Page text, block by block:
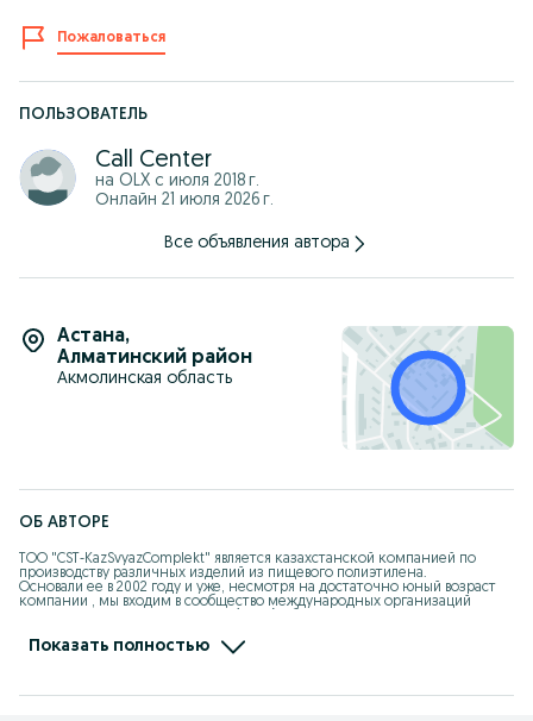
гостиной мебель для кухни мебель для школ мебель для
стадионов столы и стулья для террасы стол круглый стол
квадратный стол пластиковый стул HPL стол для кухни стол
для ресторана стол для кафе стулья барные мебель для
мебель пластик ротанг в наличии полиротанг пластик
кресло садовое
Пожаловаться
ПОЛЬЗОВАТЕЛЬ
Call Center
на OLX с июля 2018 г.
Онлайн 21 июля 2026 г.
Все объявления автора
Астана,
Алматинский район
Акмолинская область
ОБ АВТОРЕ
ТОО "CST-KazSvyazComplekt" является казахстанской компанией по
производству различных изделий из пищевого полиэтилена.
Основали ее в 2002 году и уже, несмотря на достаточно юный возраст
компании , мы входим в сообщество международных организаций
Наша продукция занимает важное место на рынке и сотрудничает с
крупными компаниями . Это говорит о качестве и гарантии наших
Показать полностью